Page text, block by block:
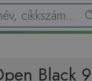
Black